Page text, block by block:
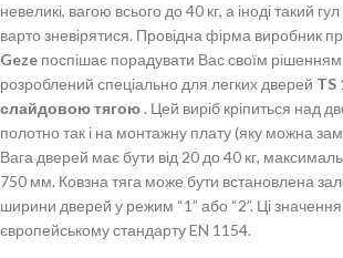
невеликі, вагою всього до 40 кг, а іноді такий
варто зневірятися. Провідна фірма виробник
Geze поспішає порадувати Вас своїм
розроблений спеціально для легких дверей TS
слайдовою тягою . Цей виріб кріпиться над
полотно так і на монтажну плату (яку можна
Вага дверей має бути від 20 до 40 кг,
750 мм. Ковзна тяга може бути встановлена
ширини дверей у режим “1” або “2”. Ці значення
європейському стандарту EN 1154.